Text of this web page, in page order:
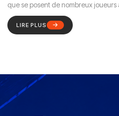
que se posent de nombreux joueurs
LIRE PLUS